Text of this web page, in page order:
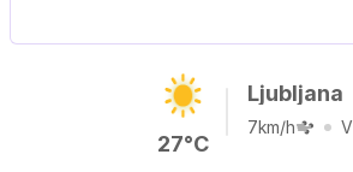
27°C
Ljubljana
7km/h V